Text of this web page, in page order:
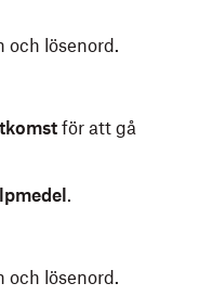
och lösenord.
för att gå
.
och lösenord.